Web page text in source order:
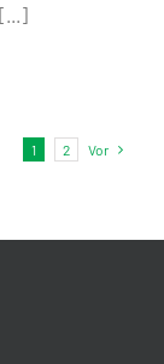
1 2 Vor